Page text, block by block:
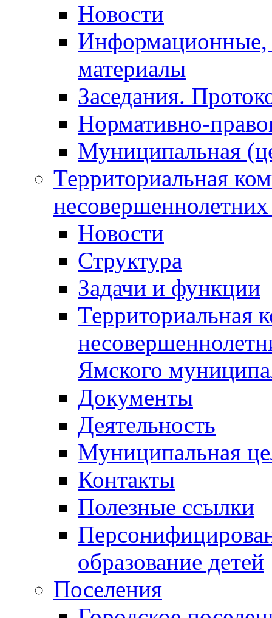
Новости
Информационные,
материалы
Заседания.
Нормативно-
Муниципальная
Территориальная
Новости
Структура
Задачи и функции
Территориальная
Ямского
Документы
Деятельность
Муниципальная
Контакты
Полезные ссылки
образование детей
Поселения